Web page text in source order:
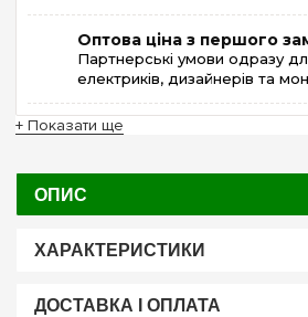
Оптова ціна з першого
Партнерські умови одразу
електриків, дизайнерів та
+ Показати ще
ОПИС
ХАРАКТЕРИСТИКИ
ДОСТАВКА І ОПЛАТА